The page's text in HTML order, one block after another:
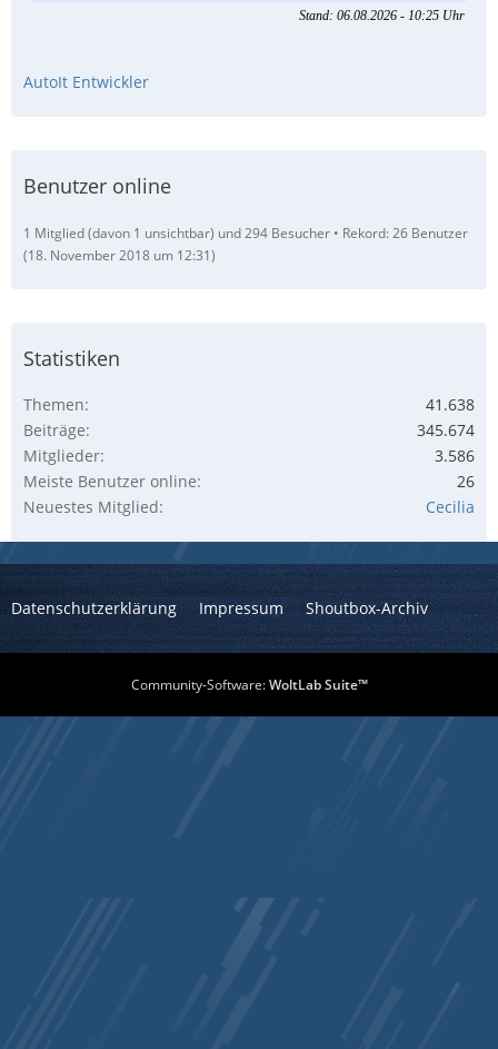
AutoIt Entwickler
Benutzer online
1 Mitglied (davon 1 unsichtbar) und 294 Besucher
Rekord: 26 Benutzer
(18. November 2018 um 12:31)
Statistiken
Themen
41.638
Beiträge
345.674
Mitglieder
3.586
Meiste Benutzer online
26
Neuestes Mitglied
Cecilia
Datenschutzerklärung Impressum Shoutbox-Archiv
Community-Software:WoltLab Suite™